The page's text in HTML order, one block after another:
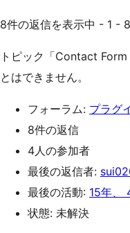
8件の返信を表示中 - 1 -
トピック「Contact
とはできません。
フォーラム: プラグ
8件の返信
4人の参加者
最後の返信者:
最後の活動: 15年、
状態: 未解決